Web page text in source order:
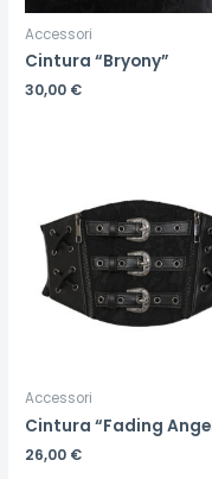
Accessori
Cintura “Bryony”
30,00 €
Accessori
Cintura “Fading
26,00 €